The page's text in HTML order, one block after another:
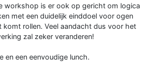
workshop is er ook op gericht om logica
met een duidelijk einddoel voor ogen
rollen. Veel aandacht dus voor het
zal zeker veranderen!
een eenvoudige lunch.